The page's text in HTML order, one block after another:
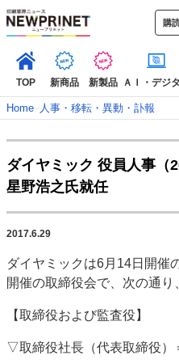
購
TOP 新商品 新製品 ＡＩ・デジ
TOP
新着記事
インタビュー
SDGs・地域
ポストプレス ビジ
2022 見える化・MIS特集
Home–人事・移転・異動・訃報
ダイヤミック 役員人事（
星野浩之氏就任
2017.6.29
ダイヤミックは6月14日開催
開催の取締役会で、次の通り
【取締役および監査役】
▽取締役社長（代表取締役）